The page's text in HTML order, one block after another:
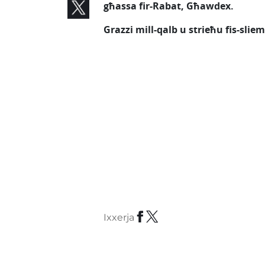
għassa fir-Rabat, Għawdex.
Grazzi mill-qalb u strieħu fis-
Ixxerja